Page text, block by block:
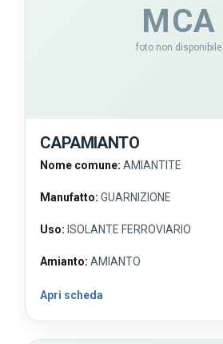
MCA
foto non disponibile
CAPAMIANTO
Nome comune: AMIANTITE
Manufatto: GUARNIZIONE
Uso: ISOLANTE FERROVIARIO
Amianto: AMIANTO
Apri scheda